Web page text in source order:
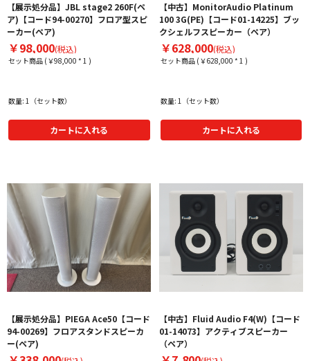
【展示処分品】JBL stage2 260F(ペ
ア)【コード94-00270】フロア型スピ
ーカー(ペア)
￥98,000(税込)
セット商品 (￥98,000 * 1 )
数量: 1（セット数）
カートに入れる
【中古】MonitorAudio Platinum
100 3G(PE)【コード01-14225】ブッ
クシェルフスピーカー（ペア）
￥628,000(税込)
セット商品 (￥628,000 * 1 )
数量: 1（セット数）
カートに入れる
【展示処分品】PIEGA Ace50【コード
94-00269】フロアスタンドスピーカ
ー(ペア)
【中古】Fluid Audio F4(W)【コード
01-14073】アクティブスピーカー
（ペア）